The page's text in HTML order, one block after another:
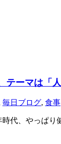
ーマは「
毎日ブログ, 食事
代、やっぱ